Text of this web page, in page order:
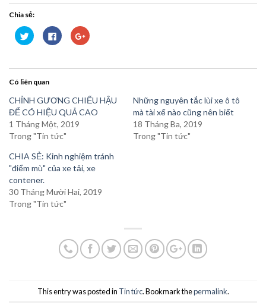
Chia sẻ:
Bấm
để
Twitter
in
window)
Nhấn
vào
Facebook
window)
Bấm
để
Google+
window)
Có liên quan
CHỈNH GƯƠNG CHIẾU HẬU
ĐỂ CÓ HIỆU QUẢ CAO
1 Tháng Một, 2019
Trong "Tin tức"
Những nguyên tắc lùi xe ô tô
mà tài xế nào cũng nên biết
18 Tháng Ba, 2019
Trong "Tin tức"
CHIA SẺ: Kinh nghiệm tránh
"điểm mù" của xe tải, xe
contener.
30 Tháng Mười Hai, 2019
Trong "Tin tức"
This entry was posted in Tin tức. Bookmark thepermalink.